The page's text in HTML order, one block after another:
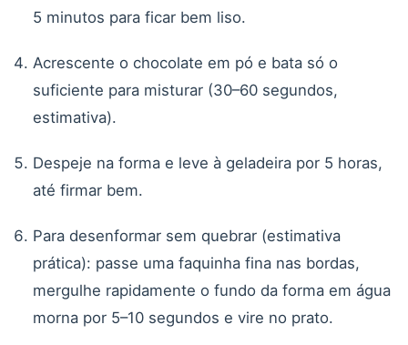
5 minutos para ficar bem liso.
Acrescente o chocolate em pó e bata só o
suficiente para misturar (30–60 segundos,
estimativa).
Despeje na forma e leve à geladeira por 5 horas,
até firmar bem.
Para desenformar sem quebrar (estimativa
prática): passe uma faquinha fina nas bordas,
mergulhe rapidamente o fundo da forma em água
morna por 5–10 segundos e vire no prato.